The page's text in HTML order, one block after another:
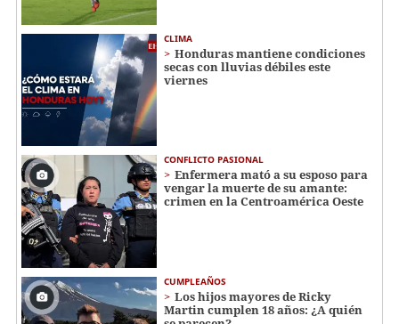
CLIMA
Honduras mantiene condiciones
secas con lluvias débiles este
viernes
CONFLICTO PASIONAL
Enfermera mató a su esposo para
vengar la muerte de su amante:
crimen en la Centroamérica Oeste
CUMPLEAÑOS
Los hijos mayores de Ricky
Martin cumplen 18 años: ¿A quién